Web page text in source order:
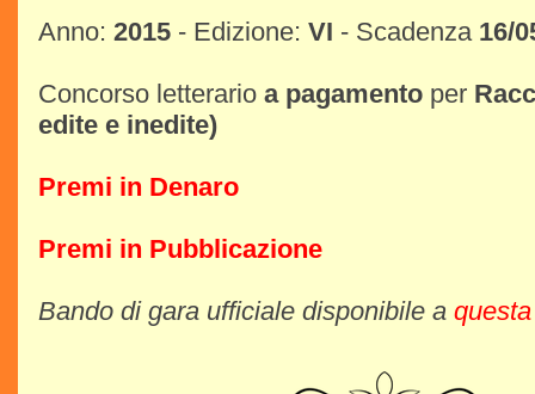
Anno: 2015 - Edizione: VI - Scadenza 16/
Concorso letterario a pagamento per
edite e inedite)
Premi in Denaro
Premi in Pubblicazione
Bando di gara ufficiale disponibile a